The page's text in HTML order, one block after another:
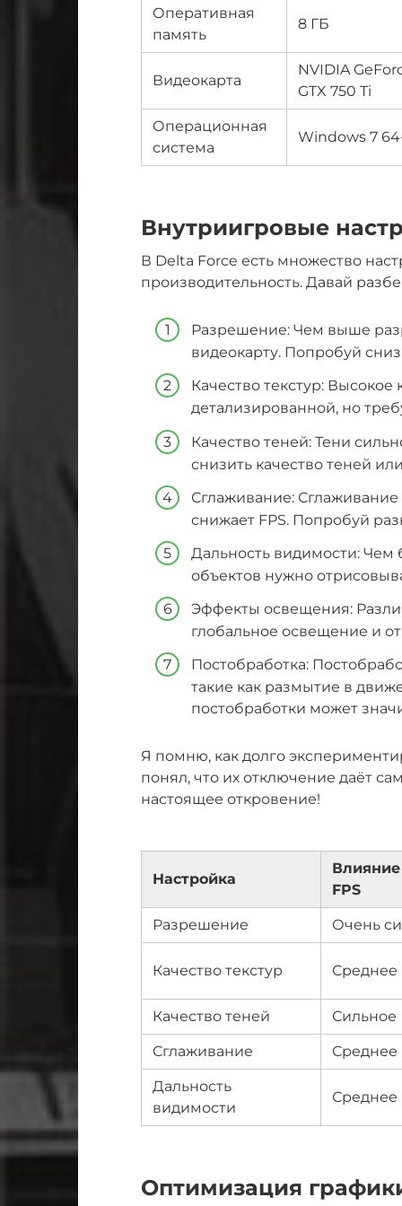
Оперативная
память
8 ГБ
Видеокарта
NVIDIA
GTX 750 Ti
Операционная
система
Windows 7
Внутриигровые
В Delta Force есть множество
производительность. Давай
Разрешение: Чем выше
видеокарту. Попробуй
Качество текстур: Высокое
детализированной, но
Качество теней: Тени
снизить качество теней
Сглаживание:
снижает FPS. Попробуй
Дальность видимости: Чем
объектов нужно
Эффекты освещения:
глобальное освещение и
Постобработка:
такие как размытие в
постобработки может
Я помню, как долго
понял, что их отключение даёт
настоящее откровение!
Настройка
FPS
Разрешение Очень
Качество текстур Среднее
Качество теней Сильное
Сглаживание Среднее
Дальность
видимости
Среднее
Оптимизация